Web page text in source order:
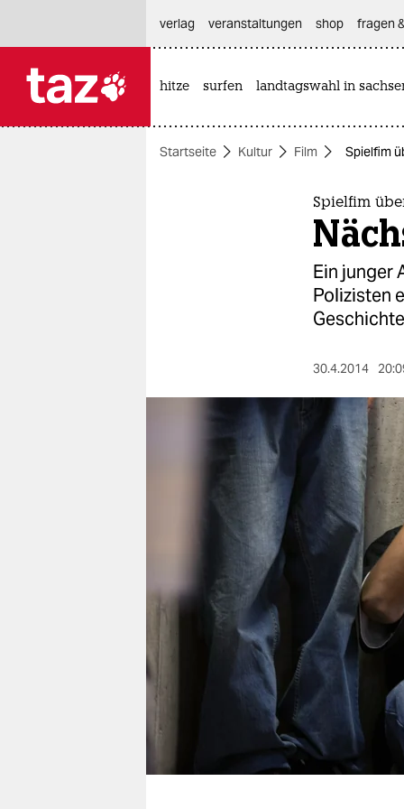
themen
veranstaltungen
unterstützen
genossenschaft
verlag
veranstaltungen shop fragen
hitze surfen landtagswahl in
Startseite Kultur Film Spielfim
Spielfim
Ein junger
Polizisten
30.4.2014